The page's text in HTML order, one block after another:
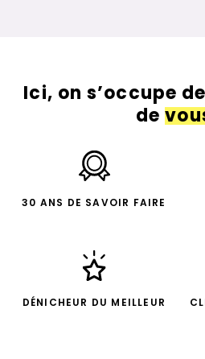
Ici, on s’occupe
de
30 ANS DE SAVOIR FAIRE
DÉNICHEUR DU MEILLEUR